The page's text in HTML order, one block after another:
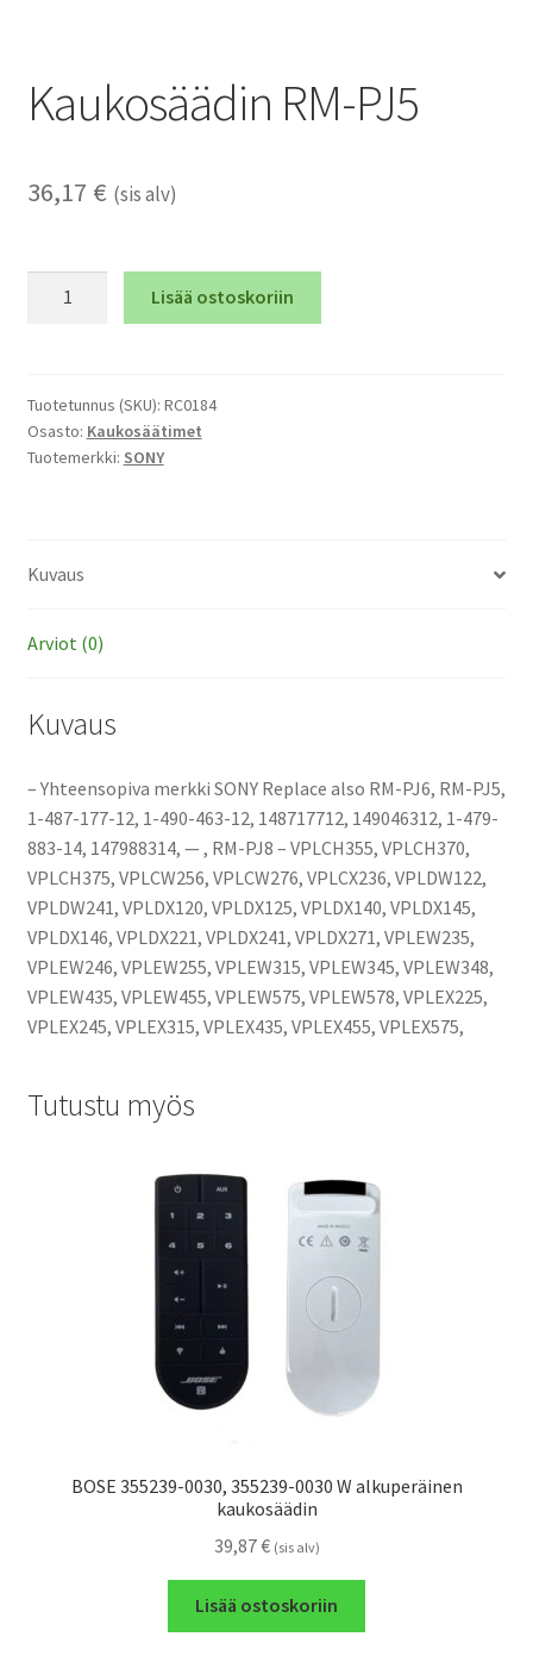
Kaukosäädin RM-PJ5
36,17 € (sis alv)
Lisää ostoskoriin
Tuotetunnus (SKU): RC0184
Osasto: Kaukosäätimet
Tuotemerkki: SONY
Kuvaus
Arviot (0)
Kuvaus
– Yhteensopiva merkki SONY Replace also RM-PJ6, RM-PJ5,
1-487-177-12, 1-490-463-12, 148717712, 149046312, 1-479-
883-14, 147988314, — , RM-PJ8 – VPLCH355, VPLCH370,
VPLCH375, VPLCW256, VPLCW276, VPLCX236, VPLDW122,
VPLDW241, VPLDX120, VPLDX125, VPLDX140, VPLDX145,
VPLDX146, VPLDX221, VPLDX241, VPLDX271, VPLEW235,
VPLEW246, VPLEW255, VPLEW315, VPLEW345, VPLEW348,
VPLEW435, VPLEW455, VPLEW575, VPLEW578, VPLEX225,
VPLEX245, VPLEX315, VPLEX435, VPLEX455, VPLEX575,
Tutustu myös
BOSE 355239-0030, 355239-0030 W alkuperäinen
kaukosäädin
39,87€ (sis alv)
Lisää ostoskoriin